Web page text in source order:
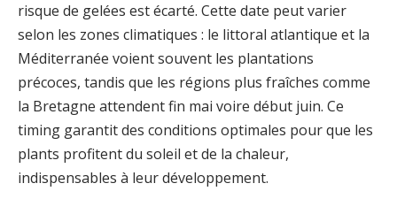
risque de gelées est écarté. Cette date peut varier
selon les zones climatiques : le littoral atlantique et la
Méditerranée voient souvent les plantations
précoces, tandis que les régions plus fraîches comme
la Bretagne attendent fin mai voire début juin. Ce
timing garantit des conditions optimales pour que les
plants profitent du soleil et de la chaleur,
indispensables à leur développement.